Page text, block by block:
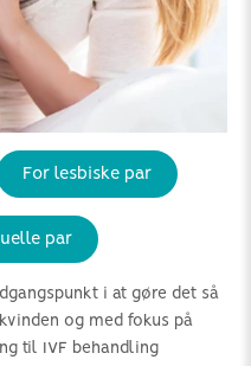
i at gøre det så
og med fokus på
til IVF behandling
For lesbiske par
par